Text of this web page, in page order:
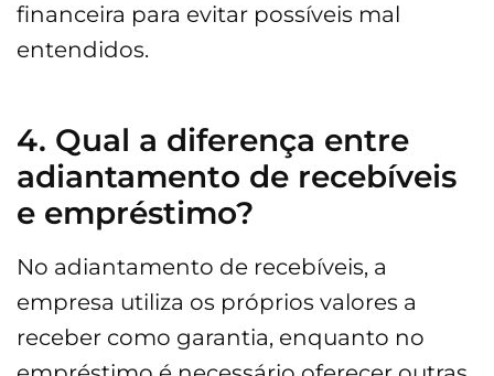
financeira para evitar possíveis mal
entendidos.
4. Qual a diferença entre
adiantamento de recebíveis
e empréstimo?
No adiantamento de recebíveis, a
empresa utiliza os próprios valores a
receber como garantia, enquanto no